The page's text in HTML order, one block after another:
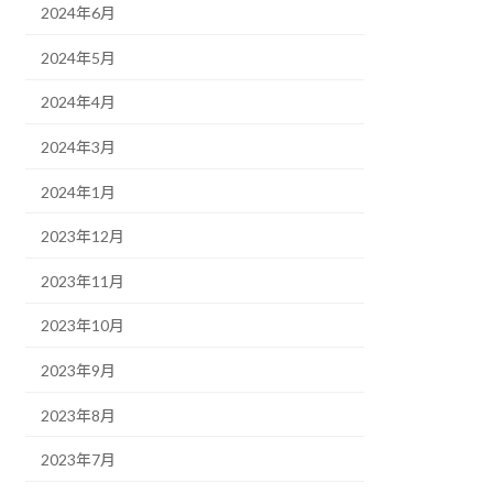
2024年6月
2024年5月
2024年4月
2024年3月
2024年1月
2023年12月
2023年11月
2023年10月
2023年9月
2023年8月
2023年7月